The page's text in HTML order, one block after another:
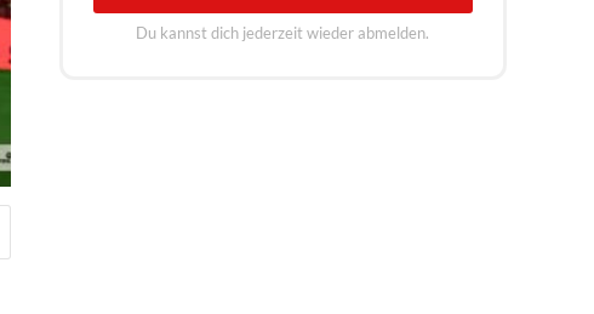
Du kannst dich jederzeit wieder abmelden.